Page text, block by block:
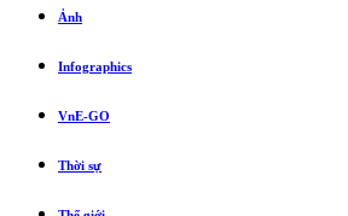
Ảnh
Infographics
VnE-GO
Thời sự